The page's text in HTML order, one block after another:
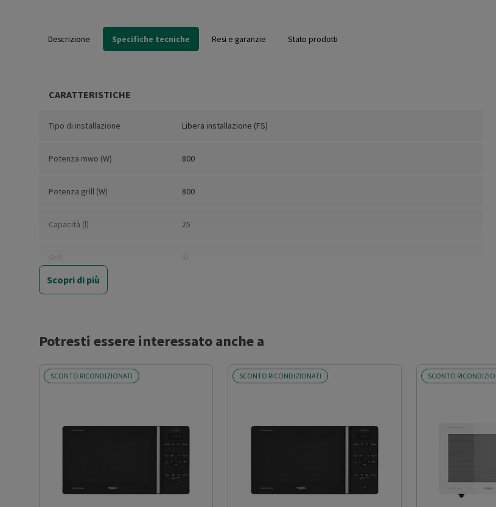
Descrizione Specifiche tecniche Resi e garanzie Stato prodotti
CARATTERISTICHE
Tipo di installazione Libera installazione (FS)
Potenza mwo (W) 800
Potenza grill (W) 800
Capacità (l) 25
Grill Sì
Cottura combinata
6
Controllo elettronico della
Scopri di più
Potresti essere interessato anche a
SCONTO RICONDIZIONATI SCONTO RICONDIZIONATI SCONTO